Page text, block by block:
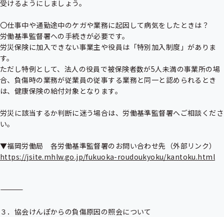
受けるようにしましょう。
〇仕事中や通勤途中のケガや業務に起因して病気をしたときは？
労働基準監督署への手続きが必要です。
労災保険に加入できない事業主や役員は「特別加入制度」がありま
す。
ただし特例として、法人の役員で被保険者数が5人未満の事業所の場
合、負傷時の業務が従業員の従事する業務と同一と認められるとき
は、健康保険の給付対象となります。
労災に該当するか判断に迷う場合は、労働基準監督署へご相談くださ
い。
https://jsite.mhlw.go.jp/fukuoka-roudoukyoku/kantoku.html
――――――――――――――――――――――――――――――――――――――
３．協会けんぽからの負傷原因の照会について